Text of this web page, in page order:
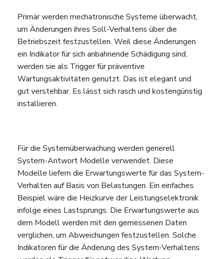
Primär werden mechatronische Systeme überwacht,
um Änderungen ihres Soll-Verhaltens über die
Betriebszeit festzustellen. Weil diese Änderungen
ein Indikator für sich anbahnende Schädigung sind,
werden sie als Trigger für präventive
Wartungsaktivitäten genutzt. Das ist elegant und
gut verstehbar. Es lässt sich rasch und kostengünstig
installieren.
Für die Systemüberwachung werden generell
System-Antwort Modelle verwendet. Diese
Modelle liefern die Erwartungswerte für das System-
Verhalten auf Basis von Belastungen. Ein einfaches
Beispiel wäre die Heizkurve der Leistungselektronik
infolge eines Lastsprungs. Die Erwartungswerte aus
dem Modell werden mit den gemessenen Daten
verglichen, um Abweichungen festzustellen. Solche
Indikatoren für die Änderung des System-Verhaltens